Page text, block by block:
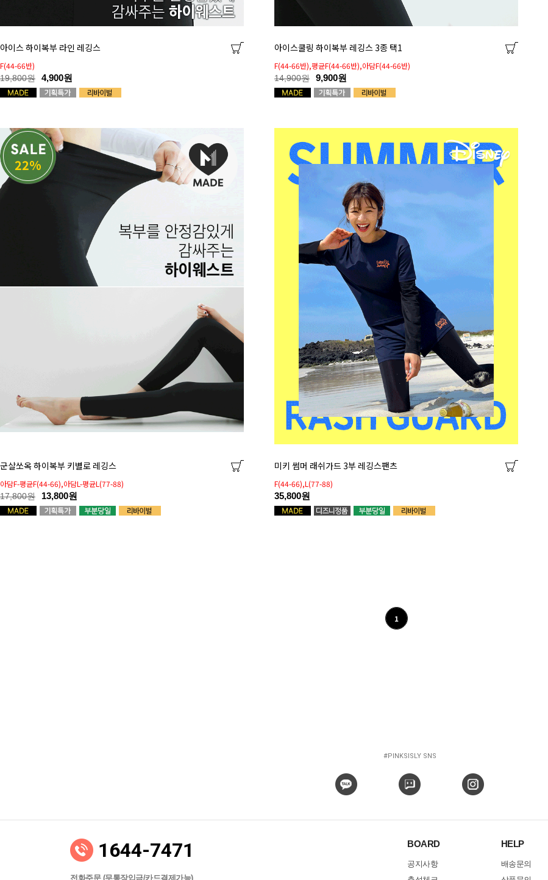
아이스 하이복부 라인 레깅스
F(44-66반)
19,800원 4,900원
아이스쿨링 하이복부 레깅스 3종 택1
F(44-66반),평균F(44-66반),아담F(44-66반)
14,900원 9,900원
22%
군살쏘옥 하이복부 키별로 레깅스
아담F-평균F(44-66),아담L-평균L(77-88)
17,800원 13,800원
미키 썸머 래쉬가드 3부 레깅스팬츠
F(44-66),L(77-88)
35,800원
1
#PINKSISLY SNS
1644-7471
전화주문 (무통장입금/카드결제가능)
BOARD
공지사항
HELP
배송문의